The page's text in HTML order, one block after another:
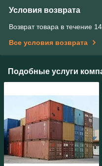
Условия возврата
Возврат товара в течение
Все условия возврата
Подобные услуги